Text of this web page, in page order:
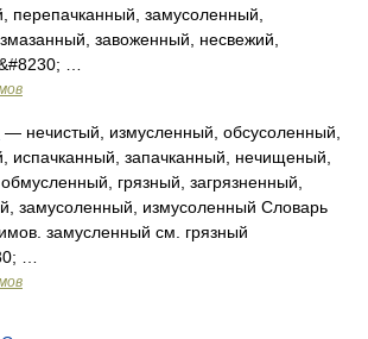
перепачканный, замусоленный,
завоженный, несвежий,
…
— нечистый, измусленный, обсусоленный,
испачканный, запачканный, нечищеный,
грязный, загрязненный,
замусоленный, измусоленный Словарь
замусленный см. грязный
…